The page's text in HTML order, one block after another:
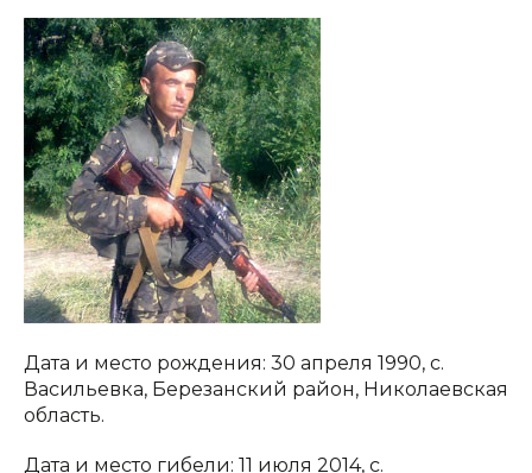
Дата и место рождения: 30 апреля 1990, с.
Васильевка, Березанский район, Николаевская
область.
Дата и место гибели: 11 июля 2014, с.